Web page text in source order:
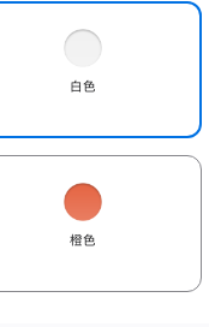
白色
橙色